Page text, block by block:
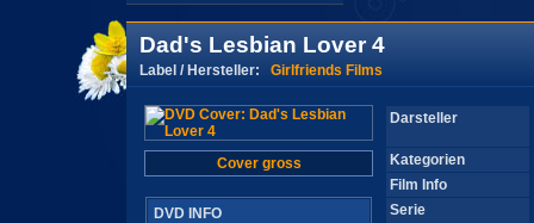
Dad's Lesbian Lover 4
Label / Hersteller: Girlfriends Films
Cover gross
DVD INFO
Darsteller
Kategorien
Film Info
Serie